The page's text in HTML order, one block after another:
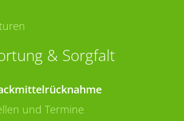
& Sorgfalt
und Termine